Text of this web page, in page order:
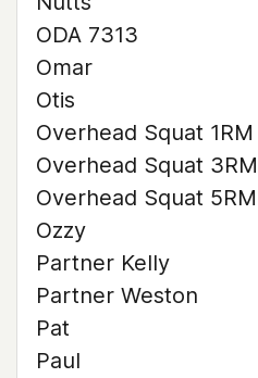
ODA 7313
Omar
Otis
Overhead Squat 1RM
Overhead Squat 3RM
Overhead Squat 5RM
Ozzy
Partner Kelly
Partner Weston
Pat
Paul